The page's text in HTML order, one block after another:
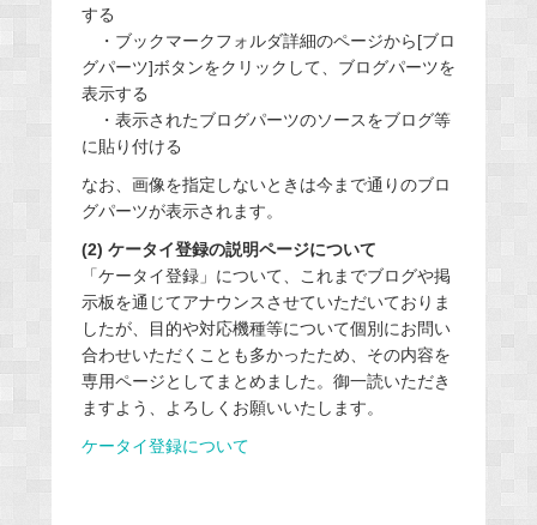
する
・ブックマークフォルダ詳細のページから[ブロ
グパーツ]ボタンをクリックして、ブログパーツを
表示する
・表示されたブログパーツのソースをブログ等
に貼り付ける
なお、画像を指定しないときは今まで通りのブロ
グパーツが表示されます。
(2) ケータイ登録の説明ページについて
「ケータイ登録」について、これまでブログや掲
示板を通じてアナウンスさせていただいておりま
したが、目的や対応機種等について個別にお問い
合わせいただくことも多かったため、その内容を
専用ページとしてまとめました。御一読いただき
ますよう、よろしくお願いいたします。
ケータイ登録について